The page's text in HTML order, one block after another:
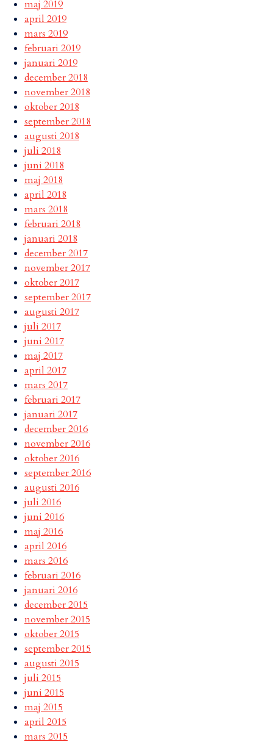
maj 2019
april 2019
mars 2019
februari 2019
januari 2019
december 2018
november 2018
oktober 2018
september 2018
augusti 2018
juli 2018
juni 2018
maj 2018
april 2018
mars 2018
februari 2018
januari 2018
december 2017
november 2017
oktober 2017
september 2017
augusti 2017
juli 2017
juni 2017
maj 2017
april 2017
mars 2017
februari 2017
januari 2017
december 2016
november 2016
oktober 2016
september 2016
augusti 2016
juli 2016
juni 2016
maj 2016
april 2016
mars 2016
februari 2016
januari 2016
december 2015
november 2015
oktober 2015
september 2015
augusti 2015
juli 2015
juni 2015
maj 2015
april 2015
mars 2015